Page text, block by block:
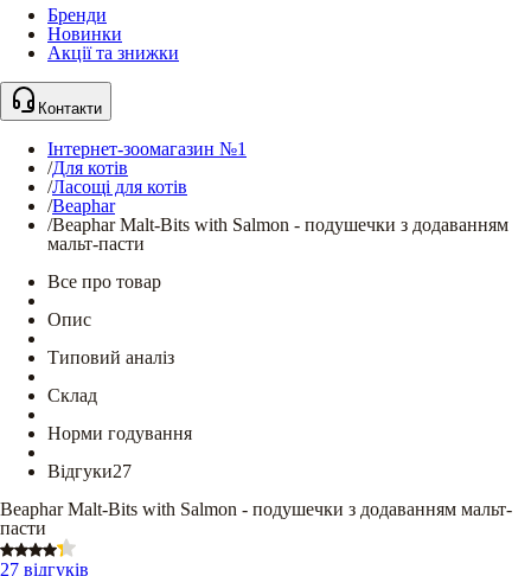
Бренди
Новинки
Акції та знижки
Контакти
Інтернет-зоомагазин №1
/Для котів
/Ласощі для котів
/Beaphar
/Beaphar Malt-Bits with Salmon - подушечки з додаванням
мальт-пасти
Все про товар
Опис
Типовий аналіз
Склад
Норми годування
Відгуки27
Beaphar Malt-Bits with Salmon - подушечки з додаванням мальт-
пасти
27 відгуків